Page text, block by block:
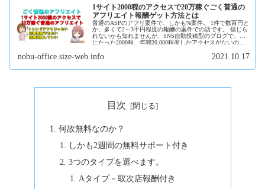
1サイト2000程のアクセスで20万稼ぐごく普通の
アフリエイト報酬ゲット方法とは
普通のASPのアフリ案件で、しかも%案件。 1件で数百円と
か、多くて2～3千円程度の報酬の案件での話です。 信じら
れないかも知れませんが、SNS自動投稿型のブログで、月
にたった2000程、年間20,000程度しかアクセスがないの...
nobu-office.size-web.info 2021.10.17
目次
何故無料なのか？
しかも2週間の無料サポート付き
3つのタイプを選べます。
Aタイプ－取次店報酬付き